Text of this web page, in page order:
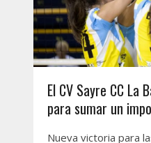
El CV Sayre CC
para sumar un
Nueva victoria para